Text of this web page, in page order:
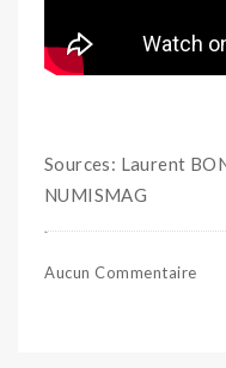
Sources: Laurent
NUMISMAG
Aucun Commentaire